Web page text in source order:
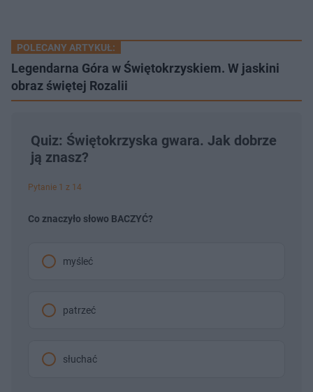
POLECANY ARTYKUŁ:
Legendarna Góra w Świętokrzyskiem. W jaskini
obraz świętej Rozalii
Quiz: Świętokrzyska gwara. Jak dobrze
ją znasz?
Pytanie 1 z 14
Co znaczyło słowo BACZYĆ?
myśleć
patrzeć
słuchać